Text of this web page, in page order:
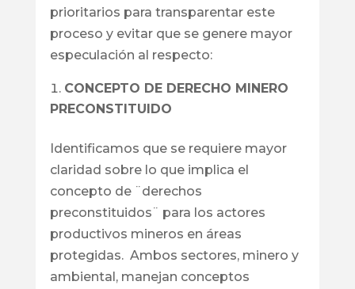
prioritarios para transparentar este
proceso y evitar que se genere mayor
especulación al respecto:
CONCEPTO DE DERECHO MINERO
PRECONSTITUIDO
Identificamos que se requiere mayor
claridad sobre lo que implica el
concepto de ¨derechos
preconstituidos¨ para los actores
productivos mineros en áreas
protegidas. Ambos sectores, minero y
ambiental, manejan conceptos